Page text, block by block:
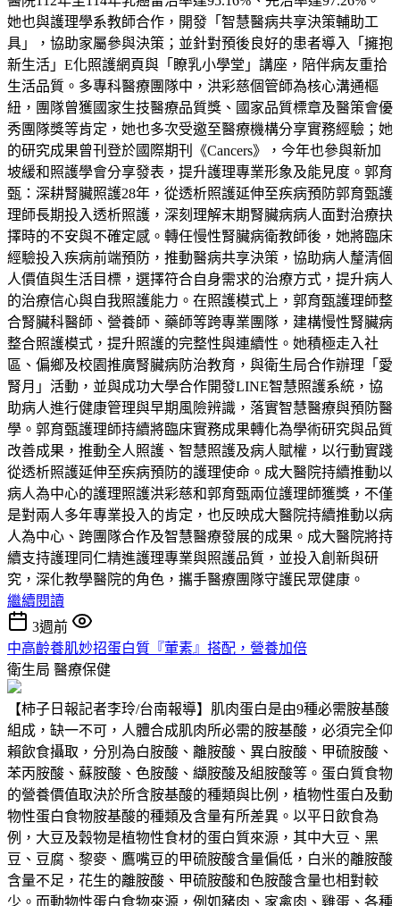
她也與護理學系教師合作，開發「智慧醫病共享決策輔助工
具」，協助家屬參與決策；並針對預後良好的患者導入「擁抱
新生活」E化照護網頁與「瞭乳小學堂」講座，陪伴病友重拾
生活品質。多專科醫療團隊中，洪彩慈個管師為核心溝通樞
紐，團隊曾獲國家生技醫療品質獎、國家品質標章及醫策會優
秀團隊獎等肯定，她也多次受邀至醫療機構分享實務經驗；她
的研究成果曾刊登於國際期刊《Cancers》，今年也參與新加
坡緩和照護學會分享發表，提升護理專業形象及能見度。郭育
甄：深耕腎臟照護28年，從透析照護延伸至疾病預防郭育甄護
理師長期投入透析照護，深刻理解末期腎臟病病人面對治療抉
擇時的不安與不確定感。轉任慢性腎臟病衛教師後，她將臨床
經驗投入疾病前端預防，推動醫病共享決策，協助病人釐清個
人價值與生活目標，選擇符合自身需求的治療方式，提升病人
的治療信心與自我照護能力。在照護模式上，郭育甄護理師整
合腎臟科醫師、營養師、藥師等跨專業團隊，建構慢性腎臟病
整合照護模式，提升照護的完整性與連續性。她積極走入社
區、偏鄉及校園推廣腎臟病防治教育，與衛生局合作辦理「愛
腎月」活動，並與成功大學合作開發LINE智慧照護系統，協
助病人進行健康管理與早期風險辨識，落實智慧醫療與預防醫
學。郭育甄護理師持續將臨床實務成果轉化為學術研究與品質
改善成果，推動全人照護、智慧照護及病人賦權，以行動實踐
從透析照護延伸至疾病預防的護理使命。成大醫院持續推動以
病人為中心的護理照護洪彩慈和郭育甄兩位護理師獲獎，不僅
是對兩人多年專業投入的肯定，也反映成大醫院持續推動以病
人為中心、跨團隊合作及智慧醫療發展的成果。成大醫院將持
續支持護理同仁精進護理專業與照護品質，並投入創新與研
究，深化教學醫院的角色，攜手醫療團隊守護民眾健康。
繼續閱讀
3週前
中高齡養肌妙招蛋白質『葷素』搭配，營養加倍
衛生局 醫療保健
【柿子日報記者李玲/台南報導】肌肉蛋白是由9種必需胺基酸
組成，缺一不可，人體合成肌肉所必需的胺基酸，必須完全仰
賴飲食攝取，分別為白胺酸、離胺酸、異白胺酸、甲硫胺酸、
苯丙胺酸、蘇胺酸、色胺酸、纈胺酸及組胺酸等。蛋白質食物
的營養價值取決於所含胺基酸的種類與比例，植物性蛋白及動
物性蛋白食物胺基酸的種類及含量有所差異。以平日飲食為
例，大豆及穀物是植物性食材的蛋白質來源，其中大豆、黑
豆、豆腐、黎麥、鷹嘴豆的甲硫胺酸含量偏低，白米的離胺酸
含量不足，花生的離胺酸、甲硫胺酸和色胺酸含量也相對較
少。而動物性蛋白食物來源，例如豬肉、家禽肉、雞蛋、各種